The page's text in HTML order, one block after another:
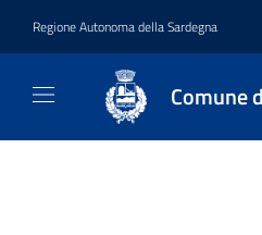
Regione Autonoma della Sardegna
Comune